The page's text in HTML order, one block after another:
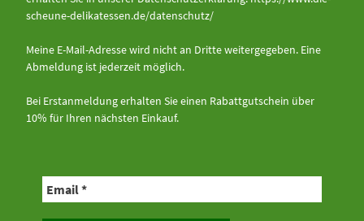
scheune-delikatessen.de/datenschutz/
Meine E-Mail-Adresse wird nicht an Dritte weitergegeben. Eine
Abmeldung ist jederzeit möglich.
Bei Erstanmeldung erhalten Sie einen Rabattgutschein über
10% für Ihren nächsten Einkauf.